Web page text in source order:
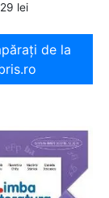
29 lei
de la